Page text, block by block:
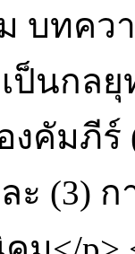
บทคว
ป็นกล
งคัมภี
(3) ก